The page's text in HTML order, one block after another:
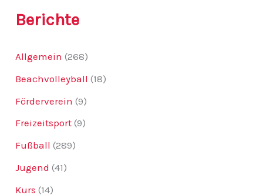
Berichte
Allgemein (268)
Beachvolleyball (18)
Förderverein (9)
Freizeitsport (9)
Fußball (289)
Jugend (41)
Kurs (14)